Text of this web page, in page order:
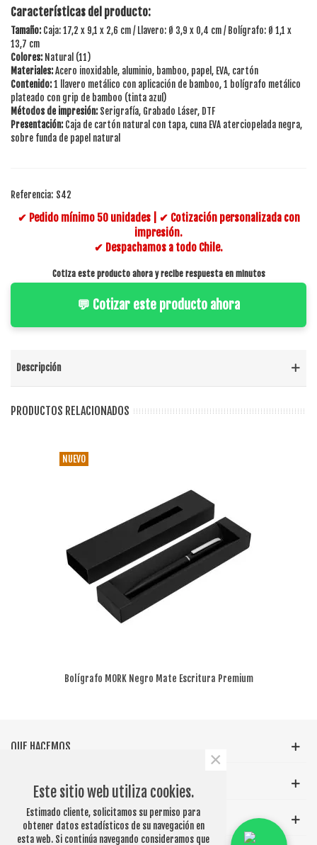
Características del producto:
Tamaño: Caja: 17,2 x 9,1 x 2,6 cm / Llavero: Ø 3,9 x 0,4 cm / Bolígrafo: Ø 1,1 x
13,7 cm
Colores: Natural (11)
Materiales:Acero inoxidable, aluminio, bamboo, papel, EVA, cartón
Contenido:1 llavero metálico con aplicación de bamboo, 1 bolígrafo metálico
plateado con grip de bamboo (tinta azul)
Métodos de impresión: Serigrafía, Grabado Láser, DTF
Presentación: Caja de cartón natural con tapa, cuna EVA aterciopelada negra,
sobre funda de papel natural
Referencia: S42
✔ Pedido mínimo 50 unidades | ✔ Cotización personalizada con
impresión.
✔ Despachamos a todo Chile.
Cotiza este producto ahora y recibe respuesta en minutos
💬 Cotizar este producto ahora
Descripción
PRODUCTOS RELACIONADOS
NUEVO
Bolígrafo MORK Negro Mate Escritura Premium
QUE HACEMOS
INFORMACIÓN GENERAL
ETIQUETAS POPULARES
Este sitio web utiliza cookies.
Estimado cliente, solicitamos su permiso para
obtener datos estadísticos de su navegación en
esta web. Si continúa navegando consideramos que
×